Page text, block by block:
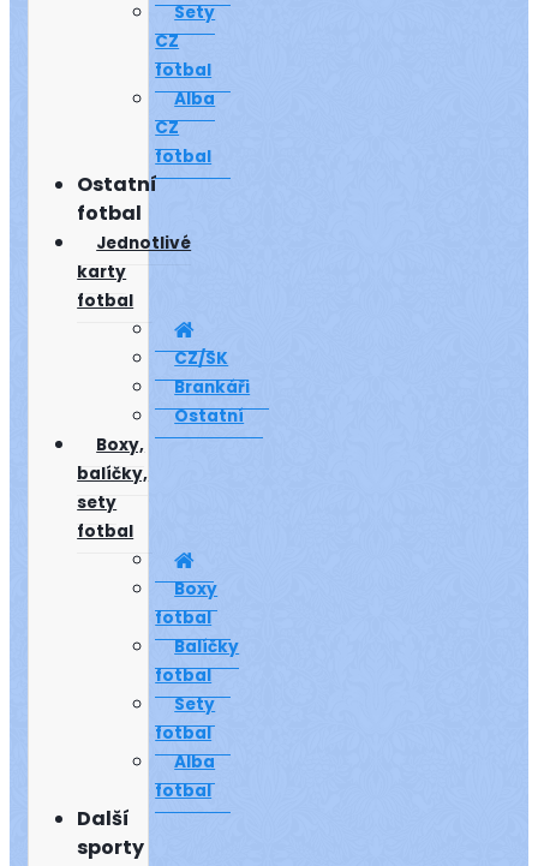
Sety
CZ
fotbal
Alba
CZ
fotbal
Ostatní
fotbal
Jednotlivé
karty
fotbal
CZ/SK
Brankáři
Ostatní
Boxy,
balíčky,
sety
fotbal
Boxy
fotbal
Balíčky
fotbal
Sety
fotbal
Alba
fotbal
Další
sporty